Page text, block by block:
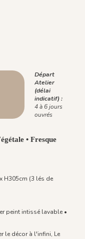
Départ
Atelier
(délai
indicatif) :
4 à 6 jours
ouvrés
• Fresque
H305cm (3 lés de
peint intissé lavable •
le décor à l'infini, Le